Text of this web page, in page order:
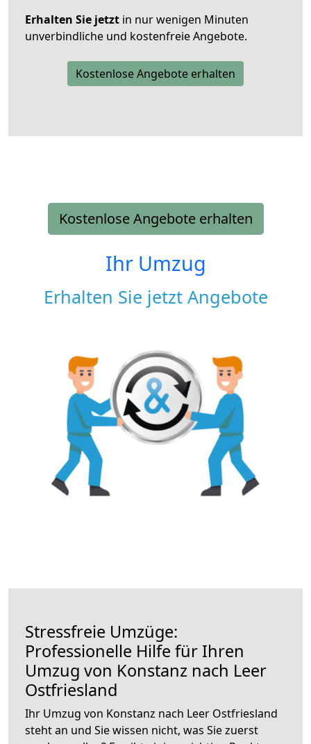
Erhalten Sie jetzt in nur wenigen Minuten
unverbindliche und kostenfreie Angebote.
Kostenlose Angebote erhalten
Kostenlose Angebote erhalten
Ihr Umzug
Erhalten Sie jetzt Angebote
Stressfreie Umzüge:
Professionelle Hilfe für Ihren
Umzug von Konstanz nach Leer
Ostfriesland
Ihr Umzug von Konstanz nach Leer Ostfriesland
steht an und Sie wissen nicht, was Sie zuerst